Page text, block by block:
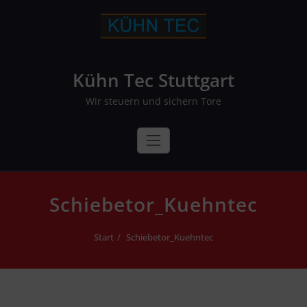
Kühn Tec Stuttgart
Wir steuern und sichern Tore
Schiebetor_Kuehntec
Start Schiebetor_Kuehntec